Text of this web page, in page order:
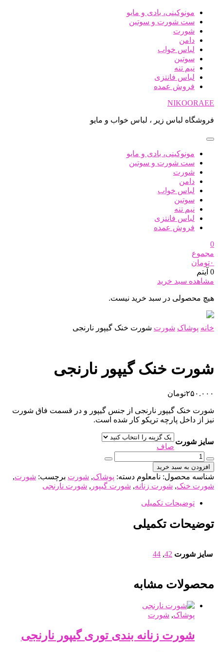
پرش
محتوا
مونوکینی، بادی و مایو
ست شورت و سوتین
شورت
دامن
لباس خواب
سوتین
نیم تنه
لباس فانتزی
فروش عمده
NIKOORAEE
فروشگاه لباس زیر ، لباس خواب و مایو
مونوکینی، بادی و مایو
ست شورت و سوتین
شورت
دامن
لباس خواب
سوتین
نیم تنه
لباس فانتزی
فروش عمده
0
مجموع
۰تومان
0 آیتم
مشاهده سبد خرید
هیچ محصولی در سبد خرید نیست.
خانه پوشاک شورت شورت خنک گیپور نارنجی
شورت خنک گیپور نارنجی
۲۵۰.۰۰۰تومان
شورت خنک گیپور نارنجی از جنس گیپور و در قسمت فاق شورت
نیز از داخل پارچه تریکو کار شده است.
سایز شورت
صاف
شورت
خنک
گیپور
نارنجی
عدد
افزودن به سبد خرید
شناسه محصول: نامعلوم دسته: پوشاک, شورت برچسب: شورت,
شورت خنک, شورت زنانه, شورت گیپور , شورت نارنجی
توضیحات تکمیلی
توضیحات تکمیلی
سایز شورت 42
,
44
محصولات مشابه
پوشاک, شورت
شورت زنانه بندی توری گیپور نارنجی